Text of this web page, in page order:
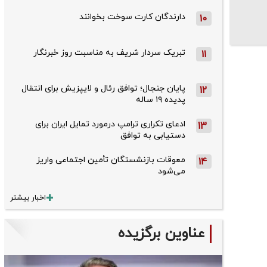
10 دارندگان کارت سوخت بخوانند
11 تبریک سردار شریف به مناسبت روز خبرنگار
12
پایان جنجال؛ توافق رئال و لایپزیش برای انتقال
پدیده ۱۹ ساله
13
ادعای تکراری ترامپ درمورد تمایل ایران برای
دستیابی به توافق
14
معوقات بازنشستگان تأمین اجتماعی واریز
می‌شود
اخبار بیشتر
عناوین برگزیده